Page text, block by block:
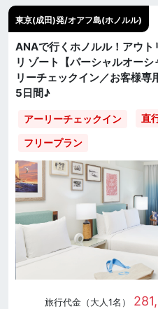
東京(成田)発/オアフ島(ホノルル)
ANAで行くホノルル！アウト
リ ゾート【パーシャルオー
リーチェックイン／お客様
5日間♪
アーリーチェックイン 直
フリープラン
旅行代金（大人1名）